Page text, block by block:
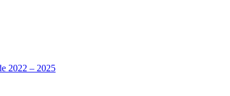
2022 – 2025